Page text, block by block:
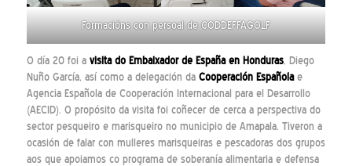
Formacións con persoal de CODDEFFAGOLF
O día 20 foi a visita do Embaixador de España en Honduras, Diego
Nuño García, así como a delegación da Cooperación Españolae
Agencia Española de Cooperación Internacional para el Desarrollo
(AECID). O propósito da visita foi coñecer de cerca a perspectiva do
sector pesqueiro e marisqueiro no municipio de Amapala. Tiveron a
ocasión de falar con mulleres marisqueiras e pescadoras dos grupos
aos que apoiamos co programa de soberanía alimentaria e defensa